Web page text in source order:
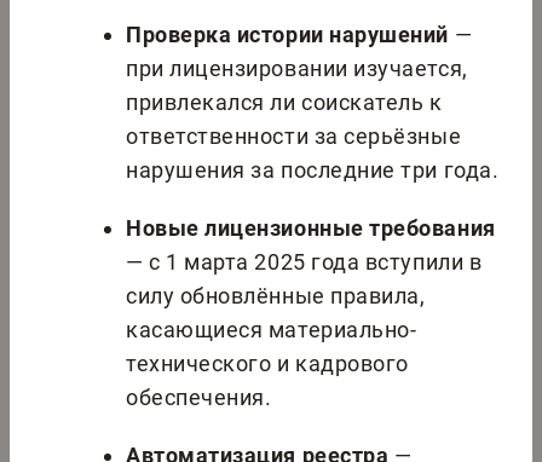
Проверка истории нарушений —
при лицензировании изучается,
привлекался ли соискатель к
ответственности за серьёзные
нарушения за последние три года.
Новые лицензионные требования
— с 1 марта 2025 года вступили в
силу обновлённые правила,
касающиеся материально-
технического и кадрового
обеспечения.
Автоматизация реестра —